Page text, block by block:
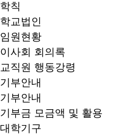
학칙
학교법인
임원현황
이사회 회의록
교직원 행동강령
기부안내
기부안내
기부금 모금액 및 활용
대학기구